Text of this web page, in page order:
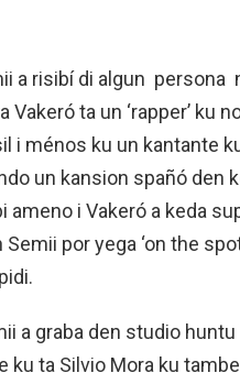
a risibí di algun persona
Vakeró ta un ‘rapper’ ku
i ménos ku un kantante
un kansion spañó den
ameno i Vakeró a keda
por yega ‘on the
a graba den studio
ku ta Silvio Mora ku